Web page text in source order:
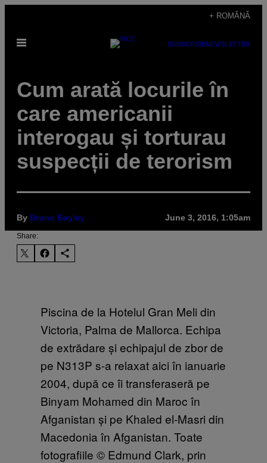
content
+ ROMÂNĂ
Open
SUBSCRIBENEWSLETTER
Cum arată locurile în
care americanii
interogau și torturau
suspecții de terorism
By Bruno Bayley June 3, 2016, 1:05am
Share:
Piscina de la Hotelul Gran Meli din
Victoria, Palma de Mallorca. Echipa
de extrădare și echipajul de zbor de
pe N313P s-a relaxat aici în ianuarie
2004, după ce îi transferaseră pe
Binyam Mohamed din Maroc în
Afganistan și pe Khaled el-Masri din
Macedonia în Afganistan. Toate
fotografiile © Edmund Clark, prin